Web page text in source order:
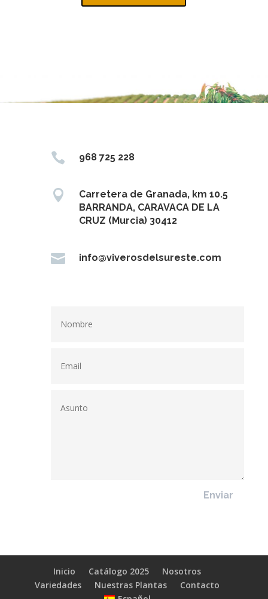
 968 725 228

Carretera de Granada, km 10.5
BARRANDA, CARAVACA DE LA
CRUZ (Murcia) 30412
 info@viverosdelsureste.com
Enviar
Inicio Catálogo 2025
Nosotros
Variedades
Nuestras Plantas
Contacto